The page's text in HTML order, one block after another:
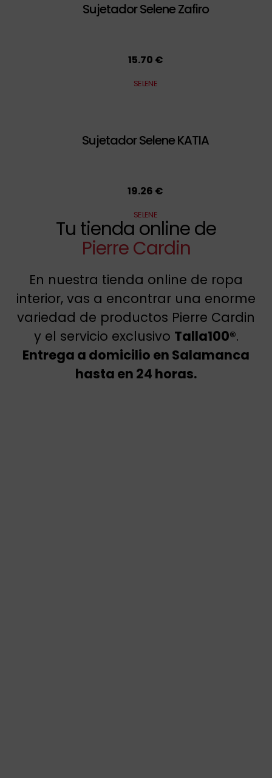
Sujetador Selene Zafiro
15.70 €
SELENE
Sujetador Selene KATIA
19.26 €
SELENE
Tu tienda online de
Pierre Cardin
En nuestra tienda online de ropa
interior, vas a encontrar una enorme
variedad de productos Pierre Cardin
y el servicio exclusivo Talla100®.
Entrega a domicilio en Salamanca
hasta en 24 horas.